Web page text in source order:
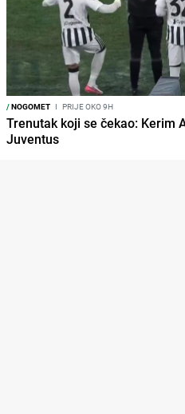
/NOGOMET I PRIJE OKO 9H
Trenutak koji se čekao: Kerim
Juventus